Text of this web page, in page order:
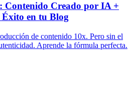
Contenido Creado por IA +
en tu Blog
de contenido 10x. Pero sin el
Aprende la fórmula perfecta.